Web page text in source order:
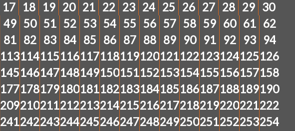
17 18 19 20 21 22 23 24 25 26 27 28 29 30
49 50 51 52 53 54 55 56 57 58 59 60 61 62
81 82 83 84 85 86 87 88 89 90 91 92 93
94
113114115116117118119120121122123124125126
145146147148149150151152153154155156157158
177178179180181182183184185186187188189190
209210211212213214215216217218219220221222
241242243244245246247248249250251252253254